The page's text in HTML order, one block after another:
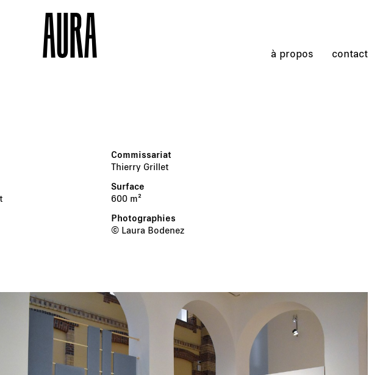
à propos contact
Thierry Grillet
600 m²
© Laura Bodenez